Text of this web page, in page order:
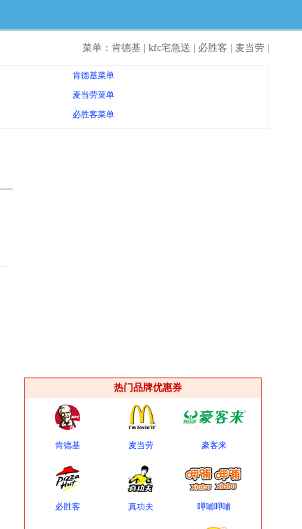
菜单： 肯德基| kfc宅急送 | 必胜客 | 麦当劳|
肯德基菜单
麦当劳菜单
必胜客菜单
热门品牌优惠券
肯德基 麦当劳 豪客来
必胜客 真功夫 呷哺呷哺